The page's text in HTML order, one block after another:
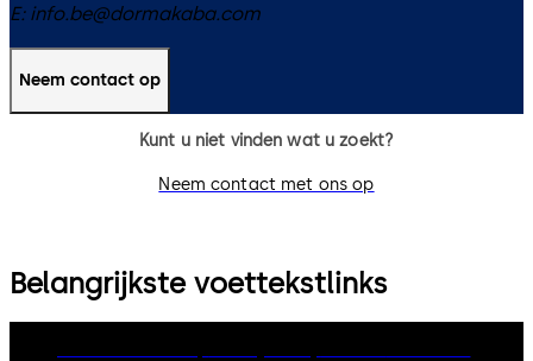
E: info.be@dormakaba.com
Neem contact op
Kunt u niet vinden wat u zoekt?
Neem contact met ons op
Belangrijkste voettekstlinks